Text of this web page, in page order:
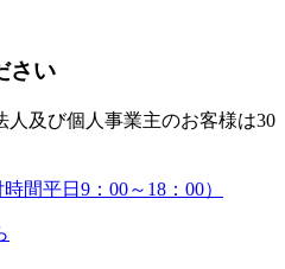
さい
及び個人事業主のお客様は30
間平日9：00～18：00）